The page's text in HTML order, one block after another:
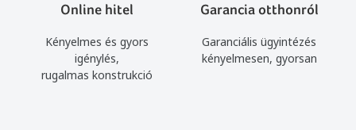
Online hitel
Kényelmes és gyors
igénylés,
rugalmas konstrukció
Garancia otthonról
Garanciális ügyintézés
kényelmesen, gyorsan